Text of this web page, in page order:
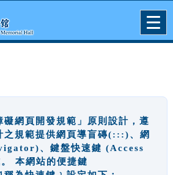
礙網頁開發規範」原則設計，遵
之規範提供網頁導盲磚(:::)、網
、鍵盤快速鍵 (Access
本網站的便捷鍵